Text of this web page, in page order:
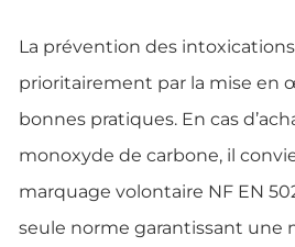
La prévention des
prioritairement par la mise en
bonnes pratiques. En cas
monoxyde de carbone, il
marquage volontaire NF EN
seule norme garantissant une